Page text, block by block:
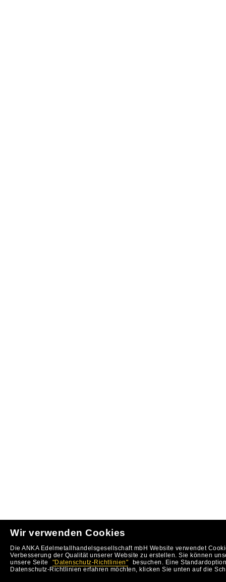
Wir verwenden Cookies
Die ANKA Edelmetallhandelsgesellschaft mbH Website verwendet
Verbesserung der Qualität unserer Website zu erstellen. Sie können
unsere Seite
"Datenschutz-Richtlinien"
besuchen. Eine
Datenschutz-Richtlinien erfahren möchten, klicken Sie unten auf die